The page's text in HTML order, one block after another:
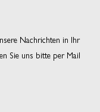
Nachrichten in Ihr
Sie uns bitte per Mail